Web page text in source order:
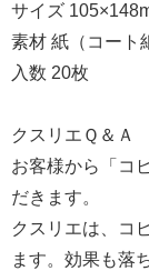
サイズ
素材 紙（コート
入数 20枚
クスリエＱ＆Ａ
お客様から「コ
だきます。
クスリエは、コ
ます。効果も落